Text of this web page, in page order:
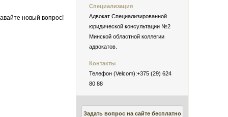
Специализация
Адвокат Специализированной
юридической консультации №2
Минской областной коллегии
адвокатов.
Контакты
Телефон (Velcom):+375 (29) 624
80 88
Задать вопрос на сайте бесплатно
новый вопрос!